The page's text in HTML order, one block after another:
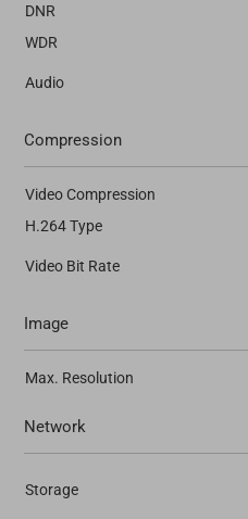
DNR
WDR
Audio
Compression
Video Compression
H.264 Type
Video Bit Rate
Image
Max. Resolution
Network
Storage